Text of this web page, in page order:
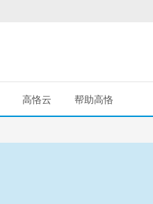
高恪云 帮助高恪